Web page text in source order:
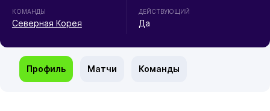
КОМАНДЫ
Северная Корея
ДЕЙСТВУЮЩИЙ
Да
Профиль Матчи Команды